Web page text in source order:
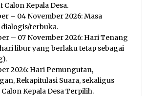
Kepala Desa.
– 04 November 2026: Masa
terbuka.
– 07 November 2026: Hari Tenang
libur yang berlaku tetap sebagai
2026: Hari Pemungutan,
Rekapitulasi Suara, sekaligus
Kepala Desa Terpilih.